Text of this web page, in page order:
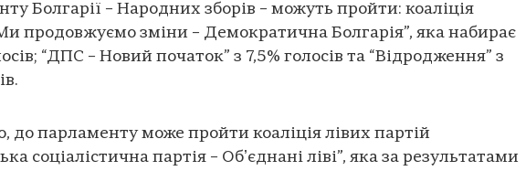
Болгарії – Народних зборів – можуть пройти: коаліція
продовжуємо зміни – Демократична Болгарія”, яка набирає
“ДПС – Новий початок” з 7,5% голосів та “Відродження” з
до парламенту може пройти коаліція лівих партій
соціалістична партія – Обʼєднані ліві”, яка за результатами